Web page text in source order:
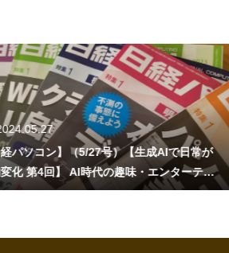
パソコン】（5/27号）【生成AIで日常が
化 第4回】 AI時代の趣味・エンターテイ
ト